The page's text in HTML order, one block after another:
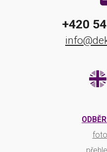
+420